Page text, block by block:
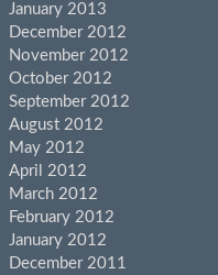
January 2013
December 2012
November 2012
October 2012
September 2012
August 2012
May 2012
April 2012
March 2012
February 2012
January 2012
December 2011